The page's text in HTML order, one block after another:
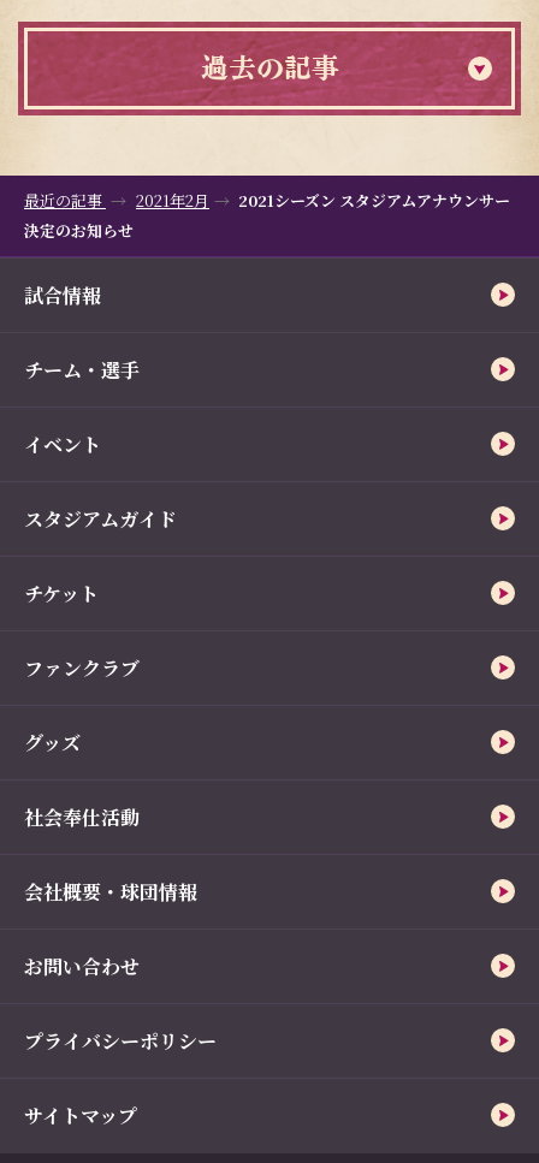
過去の記事
最近の記事 2021年2月
2021シーズン スタジアムアナウンサー
決定のお知らせ
試合情報
チーム・選手
イベント
スタジアムガイド
チケット
ファンクラブ
グッズ
社会奉仕活動
会社概要・球団情報
お問い合わせ
プライバシーポリシー
サイトマップ